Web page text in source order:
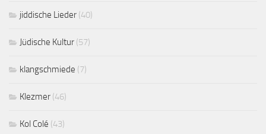
jiddische Lieder (40)
Jüdische Kultur (57)
klangschmiede (7)
Klezmer (46)
Kol Colé (43)